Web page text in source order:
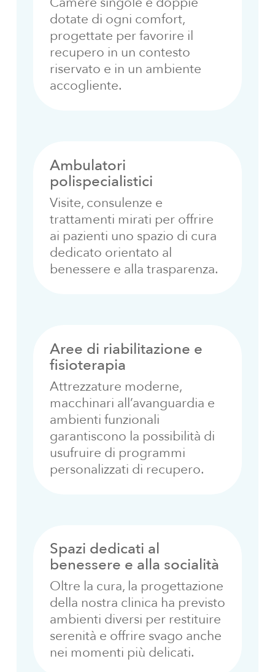
dotate di ogni comfort,
progettate per favorire il
recupero in un contesto
riservato e in un ambiente
accogliente.
Ambulatori
polispecialistici
Visite, consulenze e
trattamenti mirati per offrire
ai pazienti uno spazio di cura
dedicato orientato al
benessere e alla trasparenza.
Aree di riabilitazione e
fisioterapia
Attrezzature moderne,
macchinari all’avanguardia e
ambienti funzionali
garantiscono la possibilità di
usufruire di programmi
personalizzati di recupero.
Spazi dedicati al
benessere e alla socialità
Oltre la cura, la progettazione
della nostra clinica ha previsto
ambienti diversi per restituire
serenità e offrire svago anche
nei momenti più delicati.